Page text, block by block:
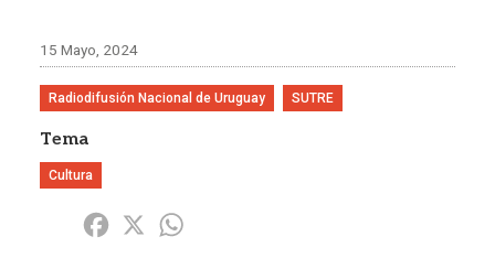
15 Mayo, 2024
Radiodifusión Nacional de Uruguay SUTRE
Tema
Cultura
Share Facebook
X